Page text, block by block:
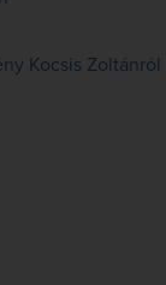
Kocsis Zoltánról